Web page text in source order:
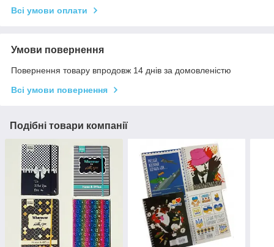
Всі умови оплати
Умови повернення
Повернення товару впродовж 14 днів за домовленістю
Всі умови повернення
Подібні товари компанії